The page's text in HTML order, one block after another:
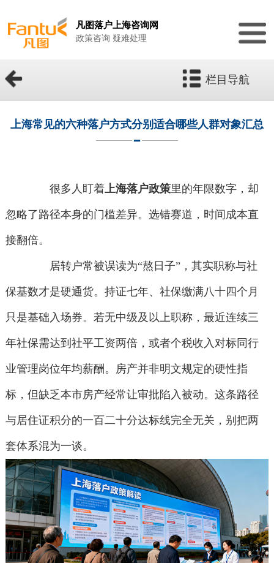
凡图落户上海咨询网
政策咨询 疑难处理
栏目导航
上海常见的六种落户方式分别适合哪些人群对象汇总
很多人盯着上海落户政策里的年限数字，却
忽略了路径本身的门槛差异。选错赛道，时间成本直
接翻倍。
居转户常被误读为“熬日子”，其实职称与社
保基数才是硬通货。持证七年、社保缴满八十四个月
只是基础入场券。若无中级及以上职称，最近连续三
年社保需达到社平工资两倍，或者个税收入对标同行
业管理岗位年均薪酬。房产并非明文规定的硬性指
标，但缺乏本市房产经常让审批陷入被动。这条路径
与居住证积分的一百二十分达标线完全无关，别把两
套体系混为一谈。